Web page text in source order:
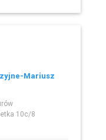
Mariusz
10c/8